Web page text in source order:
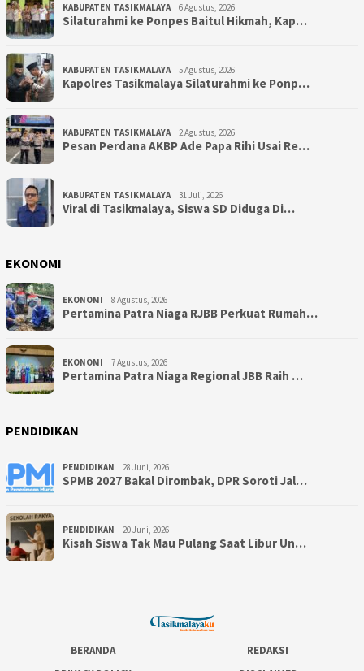
KABUPATEN TASIKMALAYA 6 Agustus, 2026
Silaturahmi ke Ponpes Baitul Hikmah, Kap…
KABUPATEN TASIKMALAYA 5 Agustus, 2026
Kapolres Tasikmalaya Silaturahmi ke Ponp…
KABUPATEN TASIKMALAYA 2 Agustus, 2026
Pesan Perdana AKBP Ade Papa Rihi Usai Re…
KABUPATEN TASIKMALAYA 31 Juli, 2026
Viral di Tasikmalaya, Siswa SD Diduga Di…
EKONOMI
EKONOMI 8 Agustus, 2026
Pertamina Patra Niaga RJBB Perkuat Rumah…
EKONOMI 7 Agustus, 2026
Pertamina Patra Niaga Regional JBB Raih …
PENDIDIKAN
PENDIDIKAN 28 Juni, 2026
SPMB 2027 Bakal Dirombak, DPR Soroti Jal…
PENDIDIKAN 20 Juni, 2026
Kisah Siswa Tak Mau Pulang Saat Libur Un…
BERANDA
REDAKSI